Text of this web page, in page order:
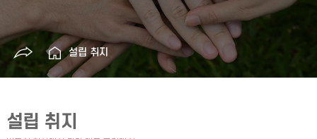
설립 취지
설립 취지